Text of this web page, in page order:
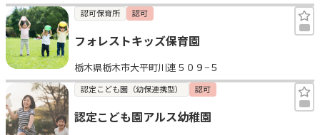
認可保育所 認可
フォレストキッズ保育園
栃木県栃木市大平町川連５０９−５
認定こども園（幼保連携型） 認可
認定こども園アルス幼稚園